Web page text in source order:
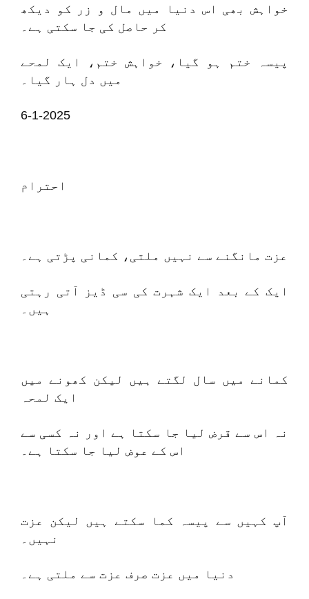
خواہش بھی اس دنیا میں مال و زر کو دیکھ
کر حاصل کی جا سکتی ہے۔
پیسہ ختم ہو گیا، خواہش ختم، ایک لمحے
میں دل ہار گیا۔
6-1-2025
احترام
عزت مانگنے سے نہیں ملتی، کمانی پڑتی ہے۔
ایک کے بعد ایک شہرت کی سی ڈیز آتی رہتی
ہیں۔
کمانے میں سال لگتے ہیں لیکن کھونے میں
ایک لمحہ
نہ اس سے قرض لیا جا سکتا ہے اور نہ کسی سے
اس کے عوض لیا جا سکتا ہے۔
آپ کہیں سے پیسہ کما سکتے ہیں لیکن عزت
نہیں۔
دنیا میں عزت صرف عزت سے ملتی ہے۔